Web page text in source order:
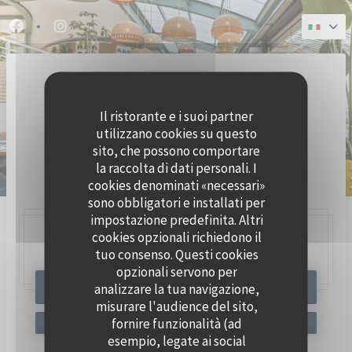
Personalizzazione delle tue scelte sui cookie
Il ristorante e i suoi partner
utilizzano cookies su questo
sito, che possono comportare
la raccolta di dati personali. I
cookies denominati «necessari»
sono obbligatori e installati per
impostazione predefinita. Altri
cookies opzionali richiedono il
tuo consenso. Questi cookies
opzionali servono per
analizzare la tua navigazione,
misurare l'audience del sito,
fornire funzionalità (ad
esempio, legate ai social
Facebook ((apre una nuova finestra))
Instagram ((apre una nuova finestra))
BRASSERIE SEAFOOD
47, Quai Charles Pasqua,92300 Levallois-Perret
PRENOTA